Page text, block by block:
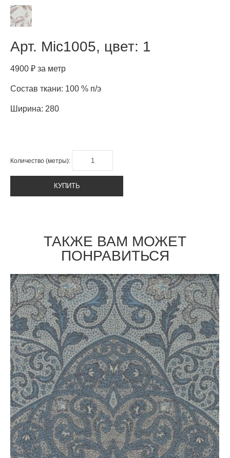
Арт. Mic1005, цвет: 1
4900 ₽ за метр
Состав ткани: 100 % п/э
Ширина: 280
Количество (метры):
КУПИТЬ
ТАКЖЕ ВАМ МОЖЕТ
ПОНРАВИТЬСЯ